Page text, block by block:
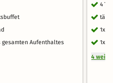
gesamten Aufenthaltes
4
1x
1x
4